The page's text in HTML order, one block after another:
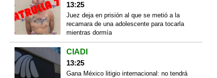
13:25
Juez deja en prisión al que se metió a la
recamara de una adolescente para tocarla
mientras dormía
CIADI
13:25
Gana México litigio internacional: no tendrá